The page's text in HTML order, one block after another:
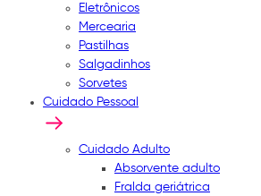
Eletrônicos
Mercearia
Pastilhas
Salgadinhos
Sorvetes
Cuidado Pessoal
Cuidado Adulto
Absorvente adulto
Fralda geriátrica